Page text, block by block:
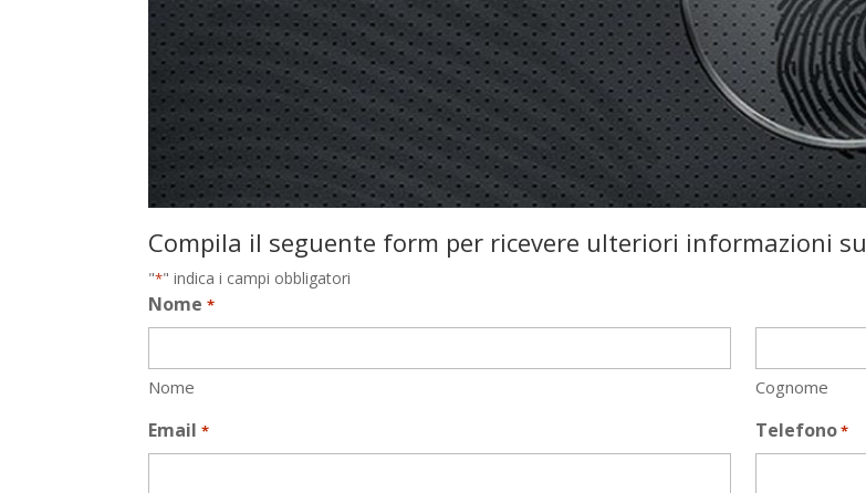
Compila il seguente form per ricevere ulteriori informazioni su
"*" indica i campi obbligatori
Nome *
Nome Cognome
Email * Telefono*